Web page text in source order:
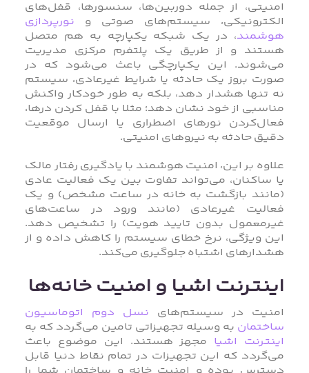
امنیتی، از جمله دوربین‌ها، سنسورها، قفل‌های
الکترونیکی، سیستم‌های صوتی و نورپردازی
هوشمند، در یک شبکه یکپارچه به هم متصل
هستند و از طریق یک پلتفرم مرکزی مدیریت
می‌شوند. این یکپارچگی باعث می‌شود که در
صورت بروز یک حادثه یا شرایط غیرعادی، سیستم
نه تنها هشدار دهد، بلکه به‌ طور خودکار واکنش
مناسبی از خود نشان دهد؛ مثلا با قفل کردن درها،
فعال‌کردن نورهای اضطراری یا ارسال موقعیت
دقیق حادثه به نیروهای امنیتی.
علاوه بر این، امنیت هوشمند با یادگیری رفتار مالک
یا ساکنان، می‌تواند تفاوت بین یک فعالیت عادی
(مانند بازگشت به خانه در ساعت مشخص) و یک
فعالیت غیرعادی (مانند ورود در ساعت‌های
غیرمعمول بدون تایید هویت) را تشخیص دهد.
این ویژگی، نرخ خطای سیستم را کاهش داده و از
هشدارهای اشتباه جلوگیری می‌کند.
اینترنت اشیا و امنیت خانه‌ها
امنیت در سیستم‌های نسل دوم اتوماسیون
ساختمان به وسیله تجهیزاتی تامین می‌گردد که به
اینترنت اشیا مجهز هستند. این موضوع باعث
می‌گردد که این تجهیزات در تمام نقاط دنیا قابل